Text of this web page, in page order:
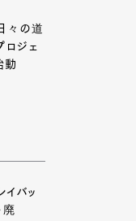
々の道
ジェ
動
イバッ
廃